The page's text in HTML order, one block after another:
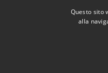
Questo sito
alla